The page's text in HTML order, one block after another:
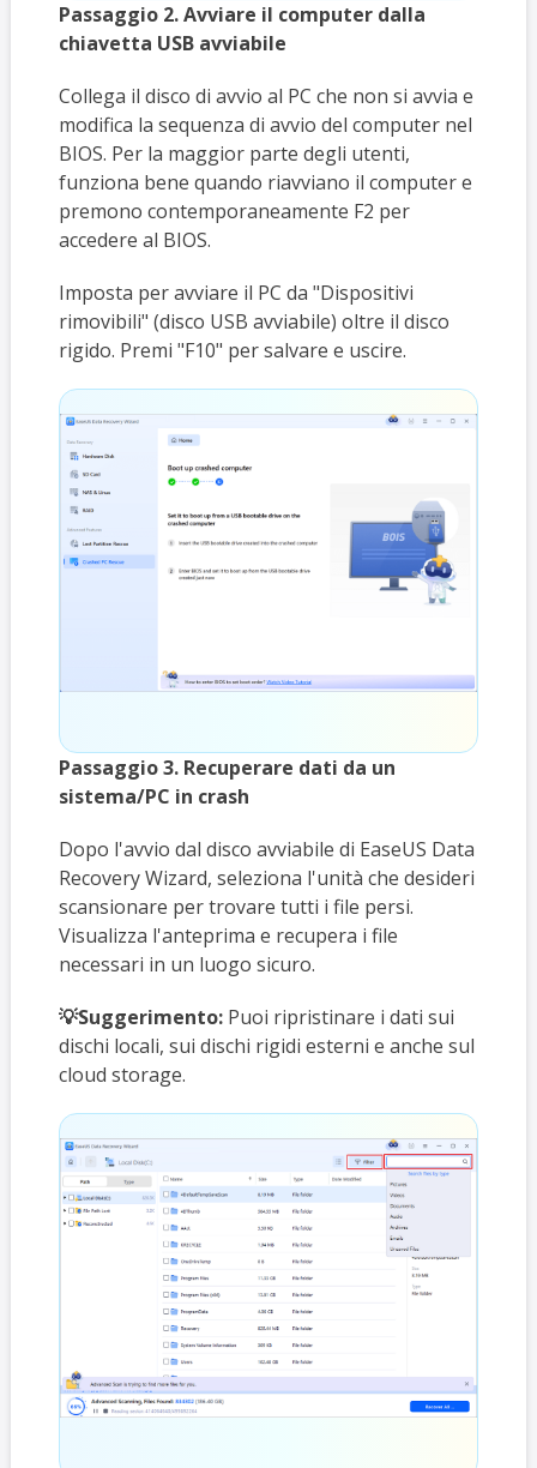
Passaggio 2. Avviare il computer dalla
chiavetta USB avviabile
Collega il disco di avvio al PC che non si avvia e
modifica la sequenza di avvio del computer nel
BIOS. Per la maggior parte degli utenti,
funziona bene quando riavviano il computer e
premono contemporaneamente F2 per
accedere al BIOS.
Imposta per avviare il PC da "Dispositivi
rimovibili" (disco USB avviabile) oltre il disco
rigido. Premi "F10" per salvare e uscire.
Passaggio 3. Recuperare dati da un
sistema/PC in crash
Dopo l'avvio dal disco avviabile di EaseUS Data
Recovery Wizard, seleziona l'unità che desideri
scansionare per trovare tutti i file persi.
Visualizza l'anteprima e recupera i file
necessari in un luogo sicuro.
💡Suggerimento:Puoi ripristinare i dati sui
dischi locali, sui dischi rigidi esterni e anche sul
cloud storage.